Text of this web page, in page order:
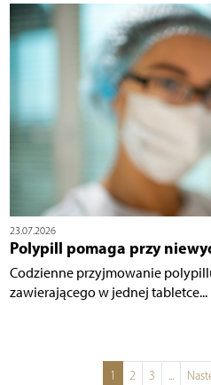
23.07.2026
Polypill pomaga przy
Codzienne przyjmowanie
zawierającego w jednej tabletce...
1 2 3 ...